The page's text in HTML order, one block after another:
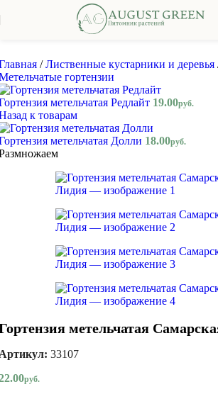
Skip to navigation Skip to main content
/ Лиственные кустарники и деревья
гортензии
метельчатая Редлайт 19.00руб.
к товарам
метельчатая Долли 18.00руб.
метельчатая
33107
руб.